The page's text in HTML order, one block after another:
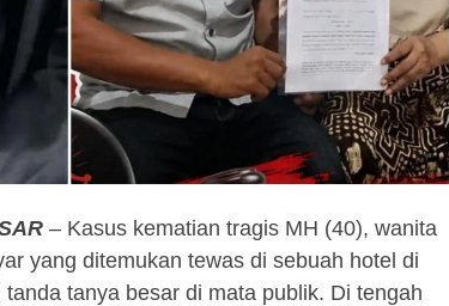
– Kasus kematian tragis MH (40), wanita
yang ditemukan tewas di sebuah hotel di
tanya besar di mata publik. Di tengah